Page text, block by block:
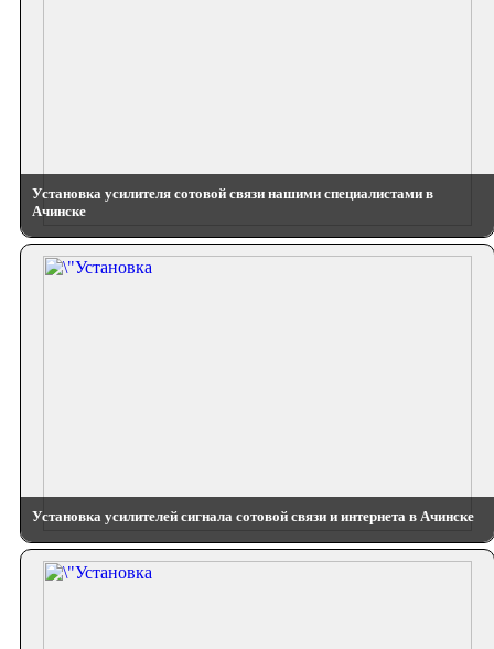
Установка усилителя сотовой связи нашими специалистами в
Ачинске
Установка усилителей сигнала сотовой связи и интернета в Ачинске